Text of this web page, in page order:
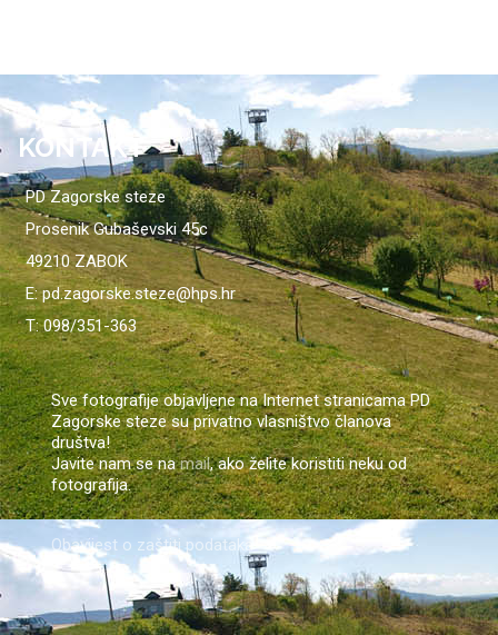
KONTAKT
PD Zagorske steze
Prosenik Gubaševski 45c
49210 ZABOK
E: pd.zagorske.steze@hps.hr
T: 098/351-363
Sve fotografije objavljene na Internet stranicama PD
Zagorske steze su privatno vlasništvo članova
društva!
Javite nam se namail, ako želite koristiti neku od
fotografija.
Obavijest o zaštiti podataka